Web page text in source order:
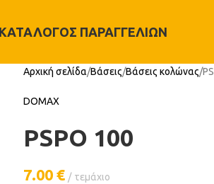
ΚΑΤΆΛΟΓΟΣ ΠΑΡΑΓΓΕΛΙΏΝ
Αρχική σελίδα Βάσεις Βάσεις κολώνας
DOMAX
PSPO 100
7.00 € τεμάχιο